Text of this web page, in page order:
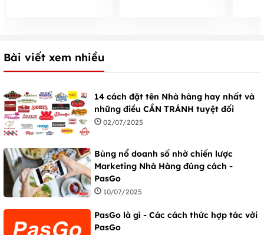
Bài viết xem nhiều
14 cách đặt tên Nhà hàng hay nhất và
những điều CẦN TRÁNH tuyệt đối
02/07/2025
Bùng nổ doanh số nhờ chiến lược
Marketing Nhà Hàng đúng cách -
PasGo
10/07/2025
PasGo là gì - Các cách thức hợp tác với
PasGo